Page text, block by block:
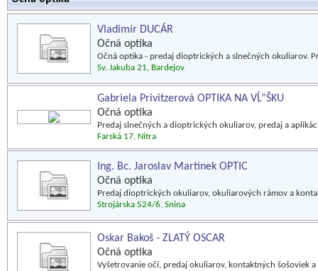
Vladimír DUCÁR
Očná optika
Očná optika - predaj dioptrických a slnečných okuliarov.
Sv. Jakuba 21, Bardejov
Gabriela Privitzerová OPTIKA NA VĹ”ŠKU
Očná optika
Predaj slnečných a dioptrických okuliarov, predaj a
Farská 17, Nitra
Ing. Bc. Jaroslav Martínek OPTIC
Očná optika
Predaj dioptrických okuliarov, okuliarových rámov a
Strojárska 524/6, Snina
Oskar Bakoš - ZLATÝ OSCAR
Očná optika
Vyšetrovanie očí, predaj okuliarov, kontaktných šošoviek a